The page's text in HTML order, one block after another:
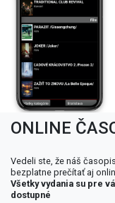
ONLINE
Vedeli ste, že náš
bezplatne prečítať aj
Všetky vydania su pre
dostupné